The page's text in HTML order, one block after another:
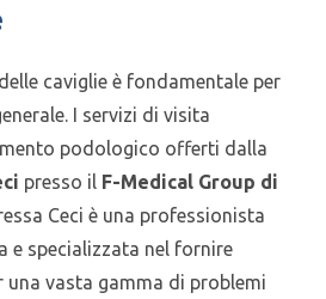
caviglie è fondamentale per
I servizi di visita
podologico offerti dalla
presso il F-Medical Group di
Ceci è una professionista
e specializzata nel fornire
vasta gamma di problemi